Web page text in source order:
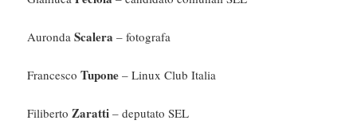
AurondaScalera – fotografa
FrancescoTupone – Linux Club Italia
FilibertoZaratti – deputato SEL